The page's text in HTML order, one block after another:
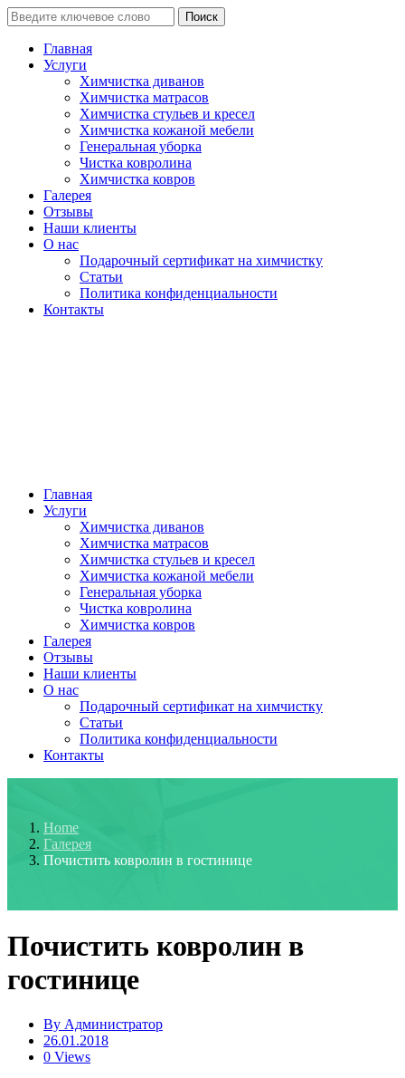
Поиск
Главная
Услуги
Химчистка диванов
Химчистка матрасов
Химчистка стульев и кресел
Химчистка кожаной мебели
Генеральная уборка
Чистка ковролина
Химчистка ковров
Галерея
Отзывы
Наши клиенты
О нас
Подарочный сертификат на химчистку
Статьи
Политика конфиденциальности
Контакты
Главная
Услуги
Химчистка диванов
Химчистка матрасов
Химчистка стульев и кресел
Химчистка кожаной мебели
Генеральная уборка
Чистка ковролина
Химчистка ковров
Галерея
Отзывы
Наши клиенты
О нас
Подарочный сертификат на химчистку
Статьи
Политика конфиденциальности
Контакты
Home
Галерея
Почистить ковролин в гостинице
Почистить ковролин в
гостинице
By Администратор
26.01.2018
0 Views